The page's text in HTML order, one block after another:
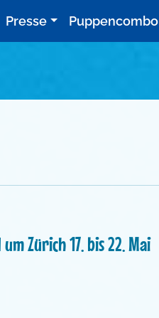
Presse Puppencombo
Zürich 17. bis 22. Mai